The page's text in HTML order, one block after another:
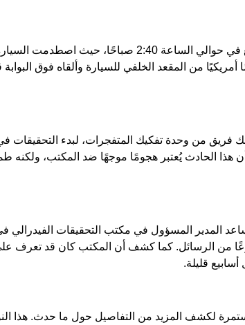
وفقًا لما أفادت به السلطات الأمريكية، فإن الحادث وقع في حوالي الساعة 2:40 صباحًا، حيث اصطدمت
أمريكيًا من المقعد الخلفي للسيارة وألقاه فوق البوابة
فريق من وحدة تفكيك المتفجرات، لبدء التحقيقات
هذا الحادث يُعتبر هجومًا موجهًا ضد المكتب، ولكنه
المدير المسؤول في مكتب التحقيقات الفيدرالي
نوعًا من الرسائل. كما كشف أن المكتب كان قد تعرف
قليلة.
لكشف المزيد من التفاصيل حول ما حدث. هذا